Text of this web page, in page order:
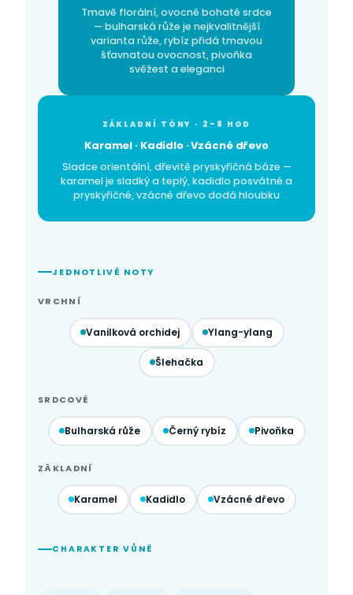
Tmavě florální, ovocně bohaté srdce
— bulharská růže je nejkvalitnější
varianta růže, rybíz přidá tmavou
šťavnatou ovocnost, pivoňka
svěžest a eleganci
ZÁKLADNÍ TÓNY · 2–8 HOD
Karamel · Kadidlo · Vzácné dřevo
Sladce orientální, dřevitě pryskyřičná báze —
karamel je sladký a teplý, kadidlo posvátné a
pryskyřičné, vzácné dřevo dodá hloubku
JEDNOTLIVÉ NOTY
VRCHNÍ
Vanilková orchidej Ylang-ylang
Šlehačka
SRDCOVÉ
Bulharská růže Černý rybíz Pivoňka
ZÁKLADNÍ
Karamel Kadidlo Vzácné dřevo
CHARAKTER VŮNĚ